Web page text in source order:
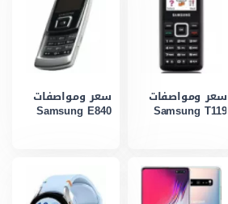
سعر ومواصفات
Samsung T119
سعر ومواصفات
Samsung E840